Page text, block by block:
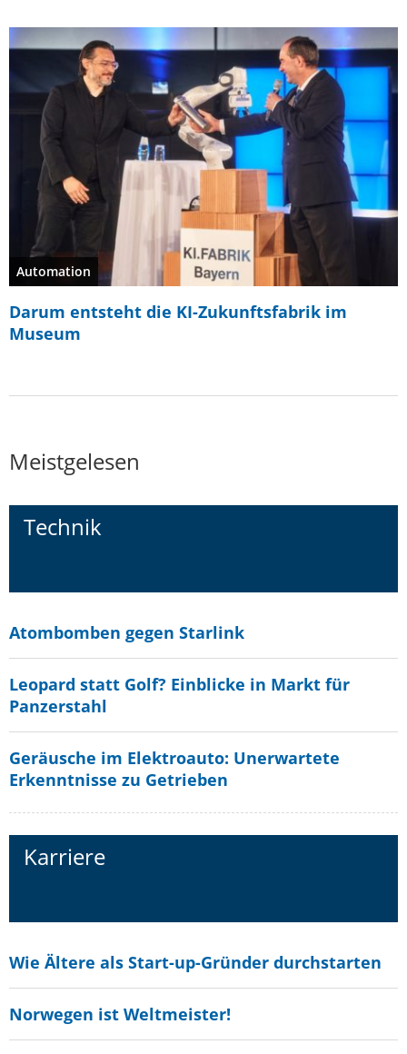
Automation
Darum entsteht die KI-Zukunftsfabrik im
Museum
Meistgelesen
Technik
Atombomben gegen Starlink
Leopard statt Golf? Einblicke in Markt für
Panzerstahl
Geräusche im Elektroauto: Unerwartete
Erkenntnisse zu Getrieben
Karriere
Wie Ältere als Start-up-Gründer durchstarten
Norwegen ist Weltmeister!